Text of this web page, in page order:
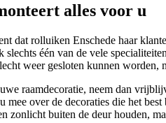
alles voor u
dat rolluiken Enschede haar
één van de vele
weer gesloten kunnen
raamdecoratie, neem dan
mee over de decoraties die het
zonlicht buiten de deur houden,